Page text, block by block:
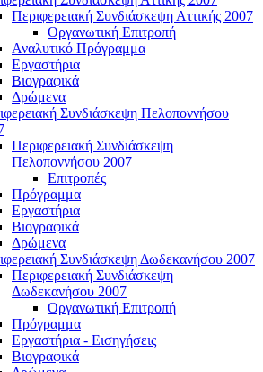
Περιφερειακή Συνδιάσκεψη Αττικής 2007
Οργανωτική Επιτροπή
Αναλυτικό Πρόγραμμα
Εργαστήρια
Βιογραφικά
Δρώμενα
Συνδιάσκεψη Πελοποννήσου
Περιφερειακή Συνδιάσκεψη
Πελοποννήσου 2007
Επιτροπές
Πρόγραμμα
Εργαστήρια
Βιογραφικά
Δρώμενα
Συνδιάσκεψη Δωδεκανήσου 2007
Περιφερειακή Συνδιάσκεψη
Δωδεκανήσου 2007
Οργανωτική Επιτροπή
Πρόγραμμα
Εργαστήρια - Εισηγήσεις
Βιογραφικά